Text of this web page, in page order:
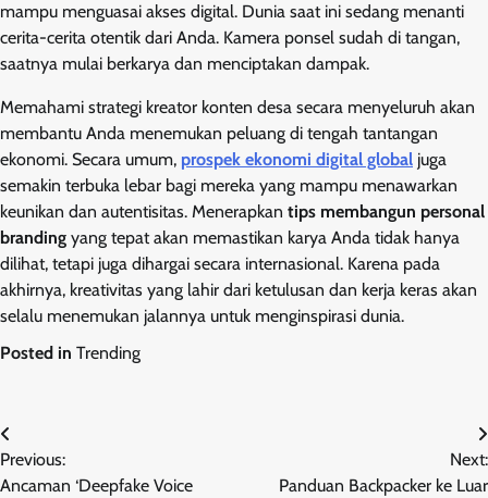
mampu menguasai akses digital. Dunia saat ini sedang menanti
cerita-cerita otentik dari Anda. Kamera ponsel sudah di tangan,
saatnya mulai berkarya dan menciptakan dampak.
Memahami strategi kreator konten desa secara menyeluruh akan
membantu Anda menemukan peluang di tengah tantangan
ekonomi. Secara umum, prospek ekonomi digital global juga
semakin terbuka lebar bagi mereka yang mampu menawarkan
keunikan dan autentisitas. Menerapkan tips membangun personal
branding yang tepat akan memastikan karya Anda tidak hanya
dilihat, tetapi juga dihargai secara internasional. Karena pada
akhirnya, kreativitas yang lahir dari ketulusan dan kerja keras akan
selalu menemukan jalannya untuk menginspirasi dunia.
Posted in Trending
Post
navigation
Previous:
Ancaman ‘Deepfake Voice
Next:
Panduan Backpacker ke Luar